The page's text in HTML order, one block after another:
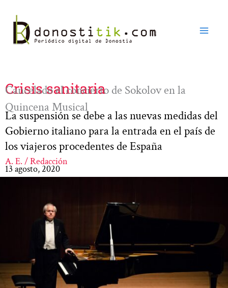
contenido
Crisis sanitaria
Cancelado el concierto de Sokolov en la
Quincena Musical
La suspensión se debe a las nuevas medidas del
Gobierno italiano para la entrada en el país de
los viajeros procedentes de España
A. E. / Redacción
13 agosto, 2020